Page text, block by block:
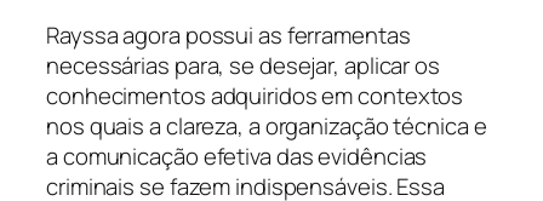
Rayssa agora possui as ferramentas
necessárias para, se desejar, aplicar os
conhecimentos adquiridos em contextos
nos quais a clareza, a organização técnica e
a comunicação efetiva das evidências
criminais se fazem indispensáveis. Essa